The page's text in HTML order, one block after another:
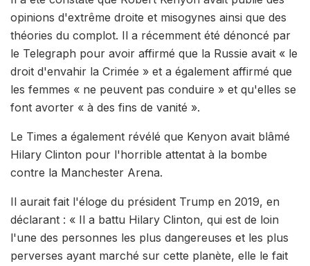
opinions d'extrême droite et misogynes ainsi que des
théories du complot. Il a récemment été dénoncé par
le Telegraph pour avoir affirmé que la Russie avait « le
droit d'envahir la Crimée » et a également affirmé que
les femmes « ne peuvent pas conduire » et qu'elles se
font avorter « à des fins de vanité ».
Le Times a également révélé que Kenyon avait blâmé
Hilary Clinton pour l'horrible attentat à la bombe
contre la Manchester Arena.
Il aurait fait l'éloge du président Trump en 2019, en
déclarant : « Il a battu Hilary Clinton, qui est de loin
l'une des personnes les plus dangereuses et les plus
perverses ayant marché sur cette planète, elle le fait